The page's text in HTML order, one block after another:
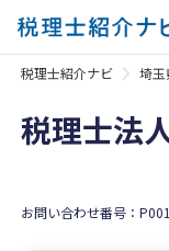
税理士紹介ナビ 埼玉
税理士法
お問い合わせ番号：